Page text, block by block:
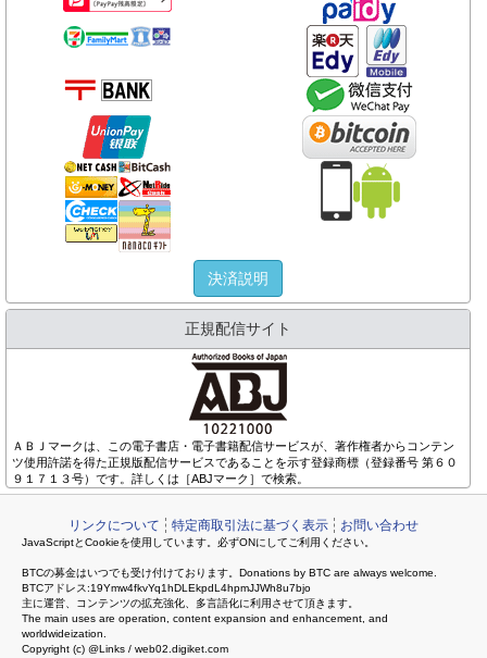
決済説明
正規配信サイト
ＡＢＪマークは、この電子書店・電子書籍配信サービスが、著作権者からコンテン
ツ使用許諾を得た正規版配信サービスであることを示す登録商標（登録番号 第６０
９１７１３号）です。詳しくは［ABJマーク］で検索。
リンクについて 特定商取引法に基づく表示 お問い合わせ
JavaScriptとCookieを使用しています。必ずONにしてご利用ください。
BTCの募金はいつでも受け付けております。Donations by BTC are always welcome.
BTCアドレス:19Ymw4fkvYq1hDLEkpdL4hpmJJWh8u7bjo
主に運営、コンテンツの拡充強化、多言語化に利用させて頂きます。
The main uses are operation, content expansion and enhancement, and
worldwideization.
Copyright (c) @Links / web02.digiket.com